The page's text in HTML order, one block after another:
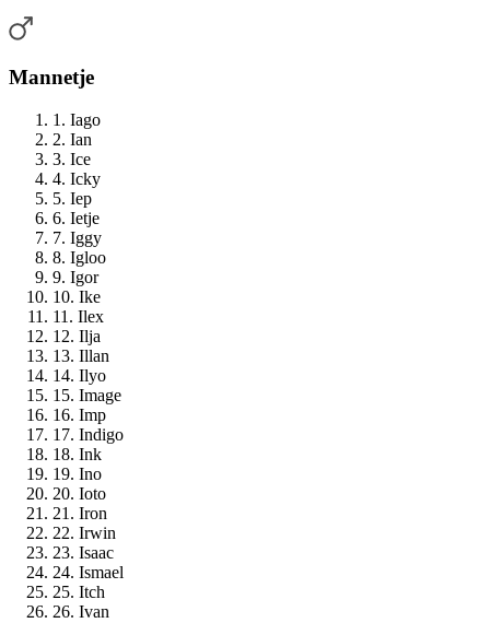
Mannetje
1. Iago
2. Ian
3. Ice
4. Icky
5. Iep
6. Ietje
7. Iggy
8. Igloo
9. Igor
10. Ike
11. Ilex
12. Ilja
13. Illan
14. Ilyo
15. Image
16. Imp
17. Indigo
18. Ink
19. Ino
20. Ioto
21. Iron
22. Irwin
23. Isaac
24. Ismael
25. Itch
26. Ivan